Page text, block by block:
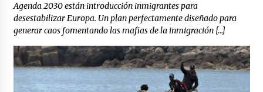
Agenda 2030 están introducción inmigrantes para
desestabilizar Europa. Un plan perfectamente diseñado para
generar caos fomentando las mafias de la inmigración […]